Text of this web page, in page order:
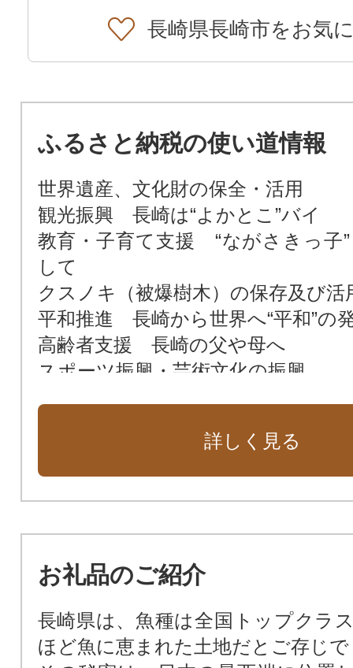
長崎県長崎市をお気
ふるさと納税の使い道情報
世界遺産、文化財の保全・活用
観光振興 長崎は“よかとこ”バイ
教育・子育て支援 “ながさきっ子
して
クスノキ（被爆樹木）の保存及び活
平和推進 長崎から世界へ“平和”の
高齢者支援 長崎の父や母へ
スポーツ振興・芸術文化の振興
詳しく見る
お礼品のご紹介
長崎県は、魚種は全国トップクラ
ほど魚に恵まれた土地だとご存じ